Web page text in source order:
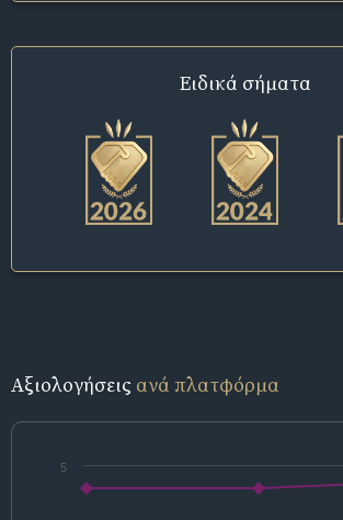
Ειδικά σήματα
Αξιολογήσεις ανά πλατφόρμα
5